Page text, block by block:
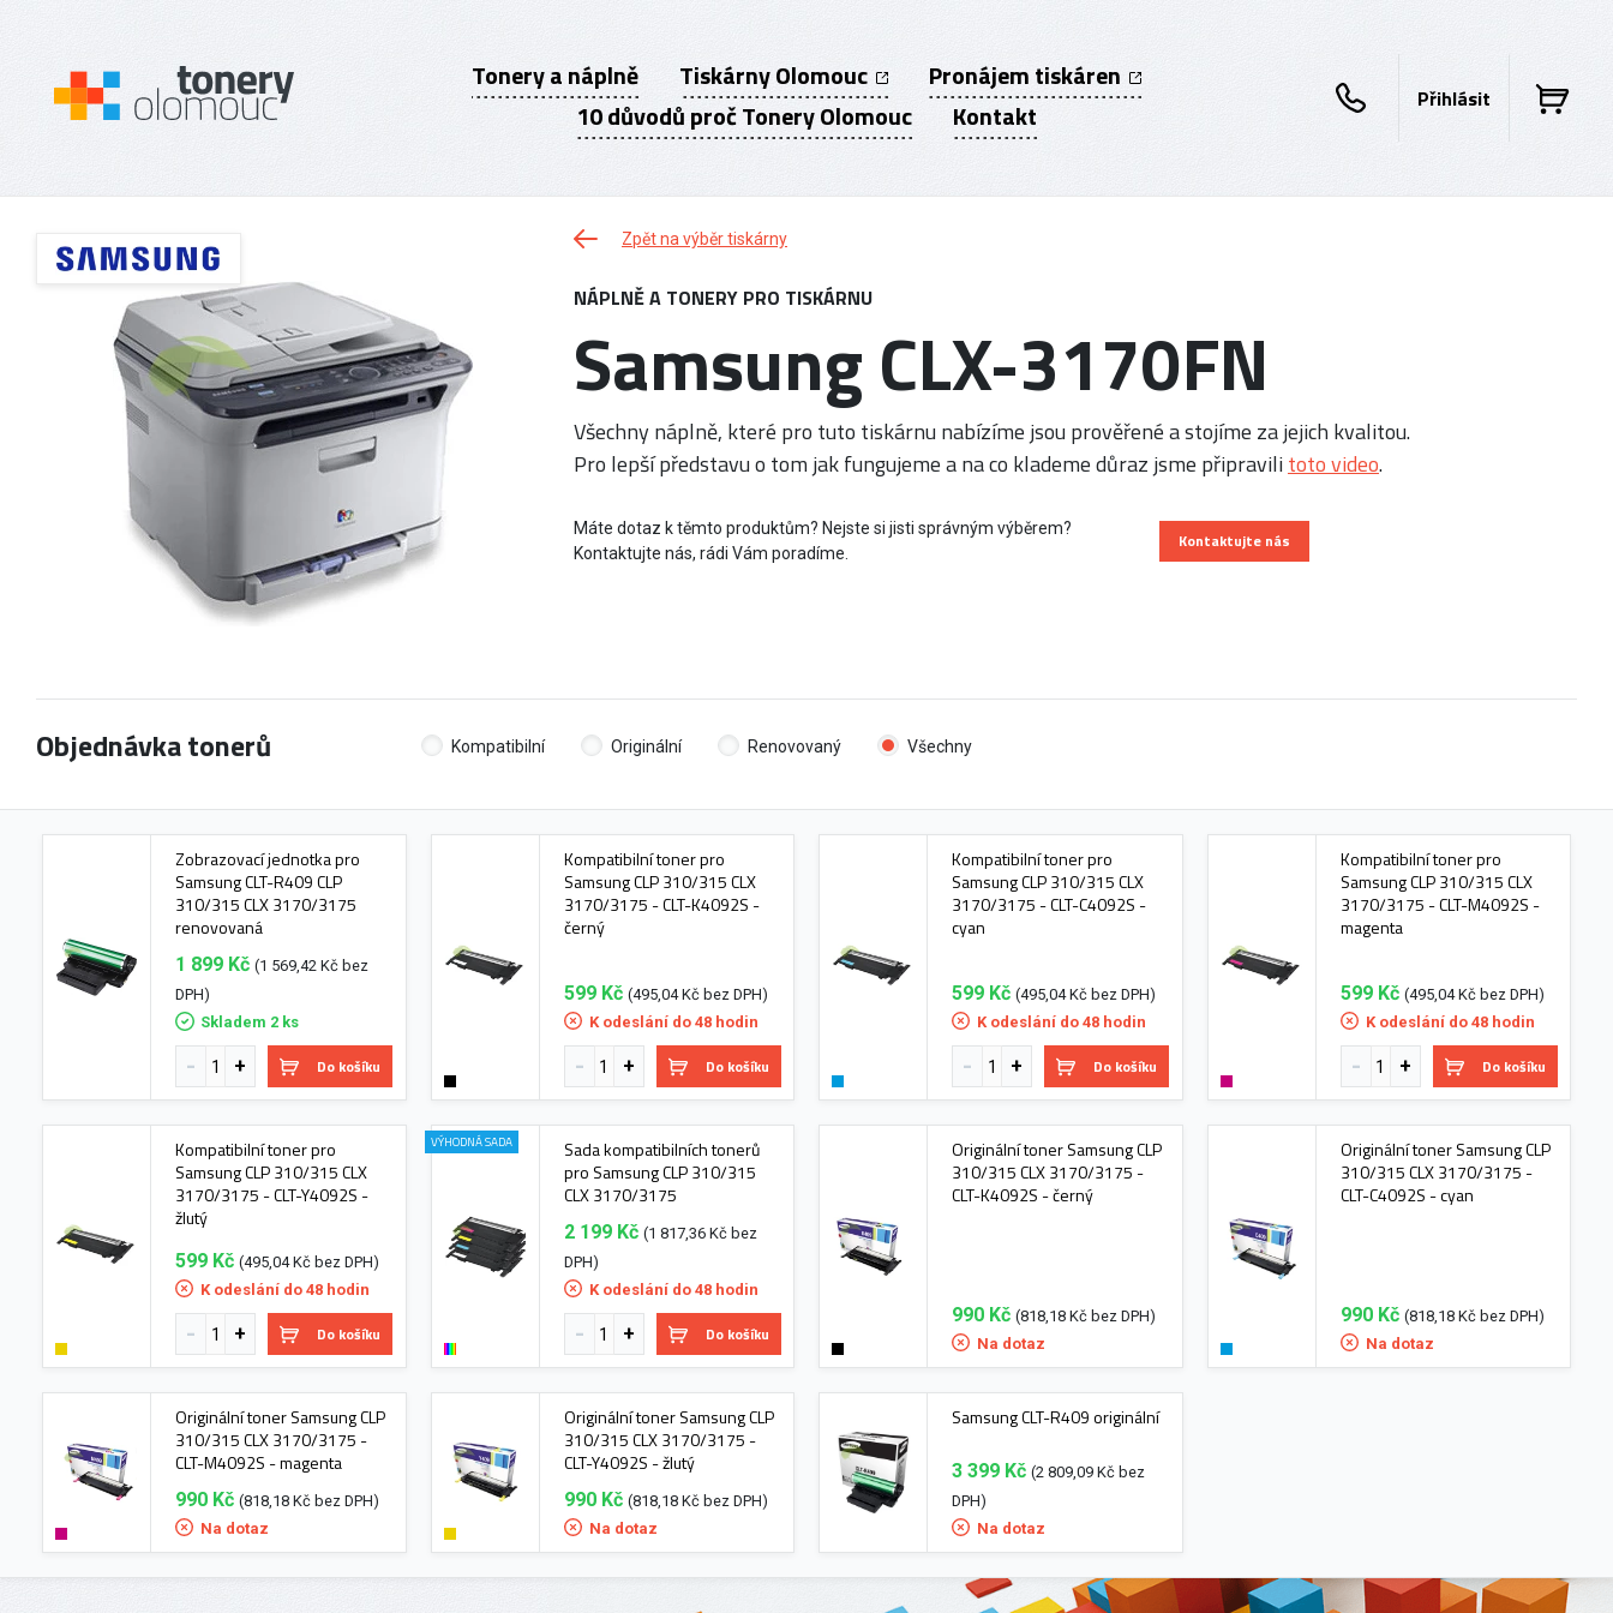
Tonery a náplně Tiskárny Olomouc
Pronájem tiskáren
10 důvodů proč Tonery Olomouc
Kontakt Přihlásit
Zpět na výběr tiskárny
NÁPLNĚ A TONERY PRO TISKÁRNU
Samsung CLX-3170FN
Všechny náplně, které pro tuto tiskárnu nabízíme jsou prověřené a stojíme za jejich kvalitou.
Pro lepší představu o tom jak fungujeme a na co klademe důraz jsme připravilitoto video.
Máte dotaz k těmto produktům? Nejste si jisti správným výběrem?
Kontaktujte nás, rádi Vám poradíme.
Kontaktujte nás
Objednávka tonerů Kompatibilní Originální Renovovaný Všechny
Zobrazovací jednotka pro
Samsung CLT-R409 CLP
310/315 CLX 3170/3175
renovovaná
1 899 Kč (1 569,42 Kč bez
DPH)
Skladem 2 ks
Do košíku
Kompatibilní toner pro
Samsung CLP 310/315 CLX
3170/3175 - CLT-K4092S -
černý
599 Kč (495,04 Kč bez DPH)
K odeslání do 48 hodin
Do košíku
Kompatibilní toner pro
Samsung CLP 310/315 CLX
3170/3175 - CLT-C4092S -
cyan
599 Kč (495,04 Kč bez DPH)
K odeslání do 48 hodin
Do košíku
Kompatibilní toner pro
Samsung CLP 310/315 CLX
3170/3175 - CLT-M4092S -
magenta
599 Kč (495,04 Kč bez DPH)
K odeslání do 48 hodin
Do košíku
Kompatibilní toner pro
Samsung CLP 310/315 CLX
3170/3175 - CLT-Y4092S -
žlutý
599 Kč (495,04 Kč bez DPH)
K odeslání do 48 hodin
Do košíku
VÝHODNÁ SADA
Sada kompatibilních tonerů
pro Samsung CLP 310/315
CLX 3170/3175
2 199 Kč (1 817,36 Kč bez
DPH)
K odeslání do 48 hodin
Do košíku
Originální toner Samsung CLP
310/315 CLX 3170/3175 -
CLT-K4092S - černý
990 Kč (818,18 Kč bez DPH)
Na dotaz
Originální toner Samsung CLP
310/315 CLX 3170/3175 -
CLT-C4092S - cyan
990 Kč (818,18 Kč bez DPH)
Na dotaz
Originální toner Samsung CLP
310/315 CLX 3170/3175 -
CLT-M4092S - magenta
990 Kč (818,18 Kč bez DPH)
Na dotaz
Originální toner Samsung CLP
310/315 CLX 3170/3175 -
CLT-Y4092S - žlutý
990 Kč (818,18 Kč bez DPH)
Na dotaz
Samsung CLT-R409 originální
3 399 Kč (2 809,09 Kč bez
DPH)
Na dotaz